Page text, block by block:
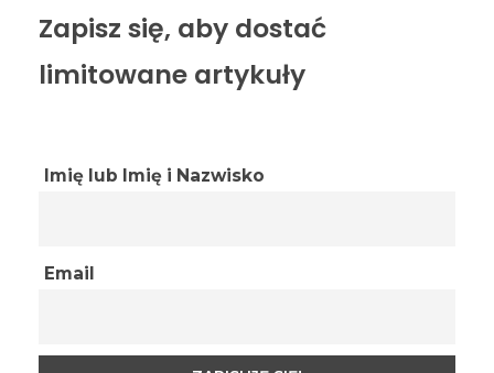
Zapisz się, aby dostać
limitowane artykuły
Imię lub Imię i Nazwisko
Email